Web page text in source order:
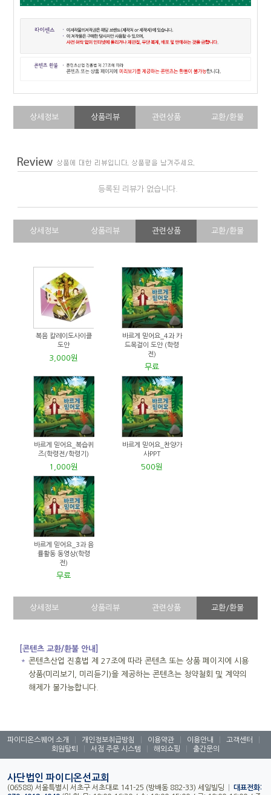
상세정보 상품리뷰 관련상품 교환/환불
등록된 리뷰가 없습니다.
상세정보 상품리뷰 관련상품 교환/환불
복음 칼레이도사이클
도안
3,000원
바르게 믿어요_4과 카
드목걸이 도안 (학령
전)
무료
바르게 믿어요_복습퀴
즈(학령전/학령기)
1,000원
바르게 믿어요_찬양가
사PPT
500원
바르게 믿어요_3과 음
률활동 동영상(학령
전)
무료
상세정보 상품리뷰 관련상품 교환/환불
[콘텐츠 교환/환불 안내]
＊ 콘텐츠산업 진흥법 제 27조에 따라 콘텐츠 또는 상품 페이지에 시용
상품(미리보기, 미리듣기)을 제공하는 콘텐츠는 청약철회 및 계약의
해제가 불가능합니다.
파이디온스퀘어 소개 개인정보취급방침 이용약관 이용안내 고객센터
회원탈퇴
서점 주문 시스템 해외쇼핑 출간문의
사단법인 파이디온선교회
(06588) 서울특별시 서초구 서초대로 141-25 (방배동 882-33) 세일빌딩
대표전화: